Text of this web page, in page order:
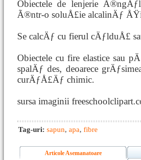
Obiectele de lenjerie
Ã®ntr-o soluÅ£ie alcalinÄƒ
Se calcÄƒ cu fierul cÄƒlduÅ£
Obiectele cu fire elastice sau
spalÄƒ des, deoarece
curÄƒÅ£Äƒ chimic.
sursa imaginii
Tag-uri: sapun, apa, fibre
Articole Asemanatoare